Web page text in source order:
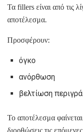
Τα fillers είναι από τις
αποτέλεσμα.
Προσφέρουν:
όγκο
ανόρθωση
βελτίωση
Το αποτέλεσμα
διορθώσεις τις